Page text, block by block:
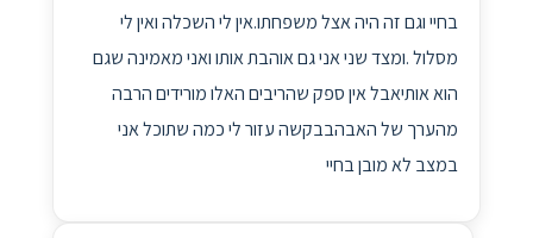
בחיי וגם זה היה אצל משפחתו.אין לי השכלה ואין לי
מסלול .ומצד שני אני גם אוהבת אותו ואני מאמינה שגם
הוא אותיאבל אין ספק שהריבים האלו מורידים הרבה
מהערך של האבהבבקשה עזור לי כמה שתוכל אני
במצב לא מובן בחיי